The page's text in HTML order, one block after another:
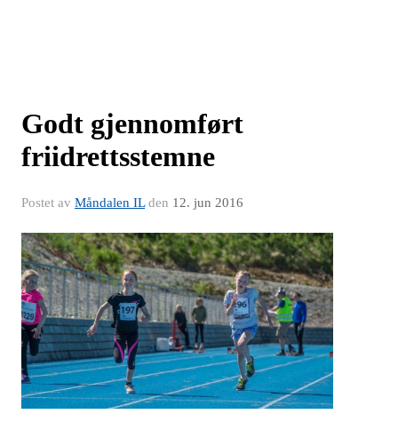
Godt gjennomført
friidrettsstemne
Postet av Måndalen ILden 12. jun 2016